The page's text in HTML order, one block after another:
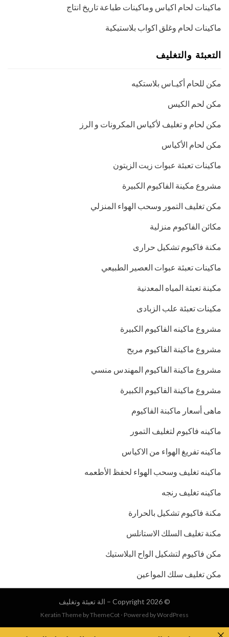
ماكينات لحام اكياس وماكينات طباعة تاريخ انتاج
ماكينات لحام وغلق اكواب بلاستيكية
التعبئة والتغليف
مكن للحام أكيـاس بلاستكيه
مكن لحم الكيس
مكن لحام و تغليف لأكياس المكرونات و الرز
مكن لحام الأكياس
ماكينات تعبئة عبوات زيت الزيتون
مشروع مكينة الفاكيوم الكبيرة
مكن تغليف التمور وسحب الهواء المنزلي
مكائن الفاكيوم منزلية
مكنة فاكيوم تشكيل حرارى
ماكينات تعبئة عبوات العصير الطبيعي
مكينة تعبئة المياه المعدنية
مكينات تعبئة علب الزبادى
مشروع ماكينه الفاكيوم الكبيرة
مشروع ماكينة الفاكيوم مربح
مشروع ماكينة الفاكيوم المهندس منسي
مشروع ماكينة الفاكيوم الكبيرة
ماهى أسعار ماكبنة الفاكيوم
ماكينه فاكيوم لتغليف التمور
ماكينه تفريغ الهواء من الاكياس
ماكينه تغليف وسحب الهواء لحفظ الأطعمه
ماكينه تغليف رنجه
مكنة فاكيوم تشكيل بالحرارة
مكنة تغليف السلك الاستانلس
مكن فاكيوم لتشكيل الواح البلاستيك
مكن تغليف سلك المواعين
© Copyright 2026 – الة تعبئة وتغليف
Keratin Theme byThemeCot ⋅ Powered byWordPress